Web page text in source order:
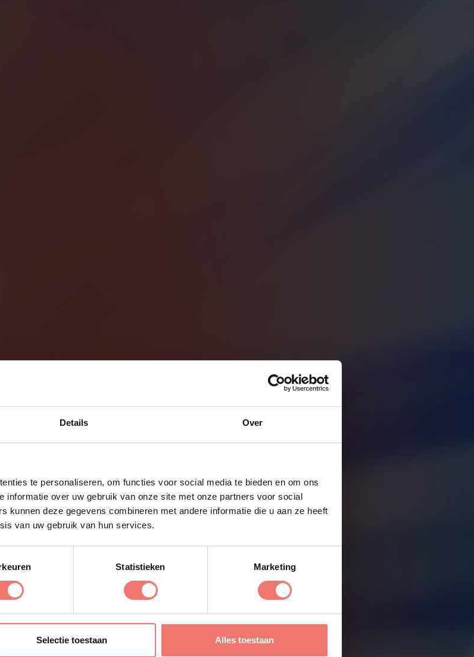
Details Over
te personaliseren, om functies voor social media te bieden en om ons
informatie over uw gebruik van onze site met onze partners voor social
kunnen deze gegevens combineren met andere informatie die u aan ze heeft
van uw gebruik van hun services.
Statistieken Marketing
Selectie toestaan Alles toestaan
/ band Feestconfigurator